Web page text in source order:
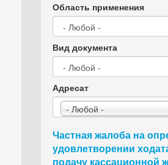
Область применения
Вид документа
Адресат
- Любой -
Частная жалоба на
удовлетворении
подачу